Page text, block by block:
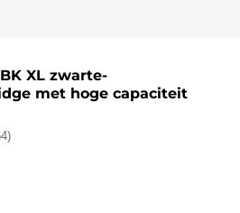
XL zwarte-
met hoge capaciteit